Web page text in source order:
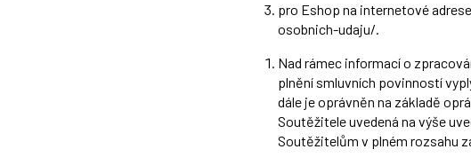
pro Eshop na internetové adrese
osobnich-udaju/.
Nad rámec informací o
plnění smluvních povinností
dále je oprávněn na základě
Soutěžitele uvedená na výše
Soutěžitelům v plném rozsahu